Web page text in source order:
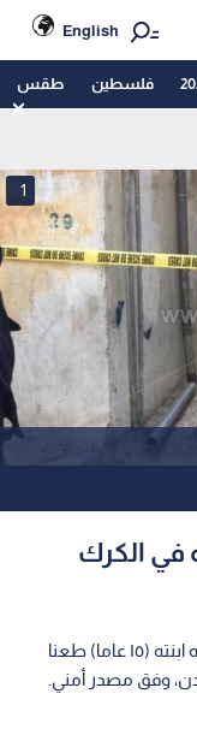
English
فلسطين طقس
1
في الكرك
أقدم رجل على قتل زوجته الخمسينية، وإصابته ابنته (١٥ عاما) طعنا
وفق مصدر أمني.